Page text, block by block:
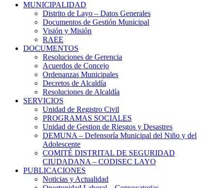
MUNICIPALIDAD
Distrito de Layo – Datos Generales
Documentos de Gestión Municipal
Visión y Misión
RAEE
DOCUMENTOS
Resoluciones de Gerencia
Acuerdos de Concejo
Ordenanzas Municipales
Decretos de Alcaldía
Resoluciones de Alcaldía
SERVICIOS
Unidad de Registro Civil
PROGRAMAS SOCIALES
Unidad de Gestion de Riesgos y Desastres
DEMUNA – Defensoría Municipal del Niño y del
Adolescente
COMITÉ DISTRITAL DE SEGURIDAD
CIUDADANA – CODISEC LAYO
PUBLICACIONES
Noticias y Actualidad